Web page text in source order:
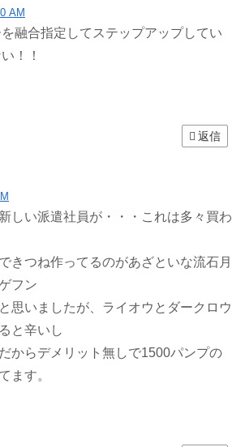
AM
融合指定してステップアップしてい
！！
返信
しい派遣社員が・・・これは多々買わ
きつね作ってるのがあざといな流石月
フン
思いましたが、ライオウとダークロウ
と辛いし
からデメリット無しで1500パンプの
ます。